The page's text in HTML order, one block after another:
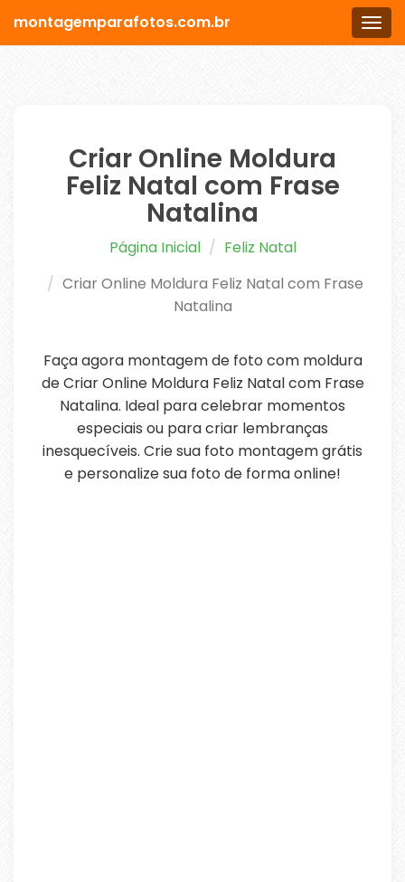
Menu
montagemparafotos.com.br
Criar Online Moldura
Feliz Natal com Frase
Natalina
Página Inicial
Feliz Natal
Criar Online Moldura Feliz Natal com Frase
Natalina
Faça agora montagem de foto com moldura
de Criar Online Moldura Feliz Natal com Frase
Natalina. Ideal para celebrar momentos
especiais ou para criar lembranças
inesquecíveis. Crie sua foto montagem grátis
e personalize sua foto de forma online!